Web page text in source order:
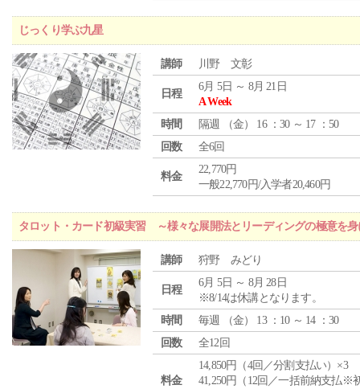
じっくり学ぶ九星
講師 川野 文彰
日程
6月 5日 ～ 8月 21日
A Week
時間
隔週 （金） 16 ：30 ～ 17 ：50
回数
全6回
料金
22,770円
一般22,770円/入学者20,460円
タロット・カード初級実習 ～様々な展開法とリーディングの極意を身
講師 狩野 みどり
日程
6月 5日 ～ 8月 28日
※8/14は休講となります。
時間
毎週 （金） 13 ：10 ～ 14 ：30
回数
全12回
料金
14,850円（4回／分割支払い）×3
41,250円（12回／一括前納支払※